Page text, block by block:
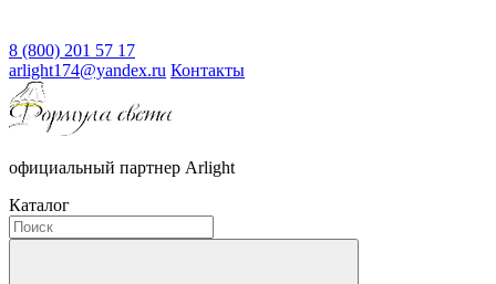
8 (800) 201 57 17
arlight174@yandex.ru Контакты
официальный партнер Arlight
Каталог